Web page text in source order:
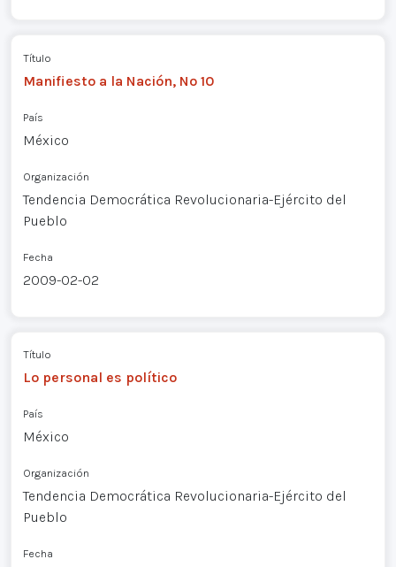
Título
Manifiesto a la Nación, Nº 10
País
México
Organización
Tendencia Democrática Revolucionaria-Ejército del
Pueblo
Fecha
2009-02-02
Título
Lo personal es político
País
México
Organización
Tendencia Democrática Revolucionaria-Ejército del
Pueblo
Fecha